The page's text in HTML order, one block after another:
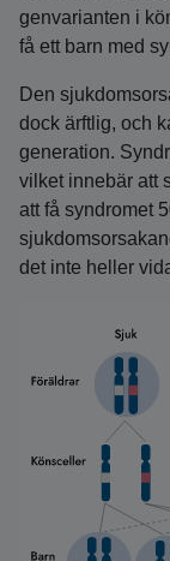
genvarianten i
få ett barn med
Den
dock ärftlig, och
generation.
vilket innebär att
att få syndromet
det inte heller